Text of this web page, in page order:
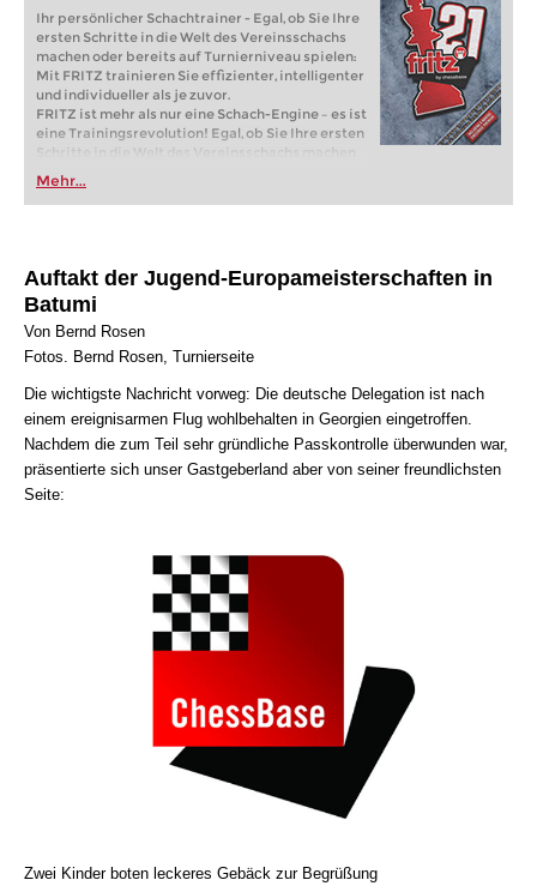
Ihr persönlicher Schachtrainer - Egal, ob Sie Ihre
ersten Schritte in die Welt des Vereinsschachs
machen oder bereits auf Turnierniveau spielen:
Mit FRITZ trainieren Sie effizienter, intelligenter
und individueller als je zuvor.
FRITZ ist mehr als nur eine Schach-Engine – es ist
eine Trainingsrevolution! Egal, ob Sie Ihre ersten
Schritte in die Welt des Vereinsschachs machen
oder bereits auf Turnierniveau spielen: Mit
FRITZ trainieren Sie effizienter, intelligenter und
individueller als je zuvor.
Mehr...
Auftakt der Jugend-Europameisterschaften in
Batumi
Von Bernd Rosen
Fotos. Bernd Rosen, Turnierseite
Die wichtigste Nachricht vorweg: Die deutsche Delegation ist nach
einem ereignisarmen Flug wohlbehalten in Georgien eingetroffen.
Nachdem die zum Teil sehr gründliche Passkontrolle überwunden war,
präsentierte sich unser Gastgeberland aber von seiner freundlichsten
Seite:
Zwei Kinder boten leckeres Gebäck zur Begrüßung